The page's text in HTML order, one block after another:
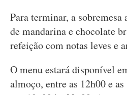
Para terminar, a
de mandarina e chocolate
refeição com notas leves e
O menu estará disponível
almoço, entre as 12h00 e